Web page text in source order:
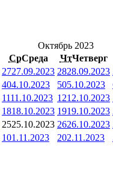
Октябрь 2023
СрСреда ЧтЧетверг
2727.09.2023 2828.09.2023
404.10.2023 505.10.2023
1111.10.2023 1212.10.2023
1818.10.2023 1919.10.2023
2525.10.2023 2626.10.2023
101.11.2023 202.11.2023